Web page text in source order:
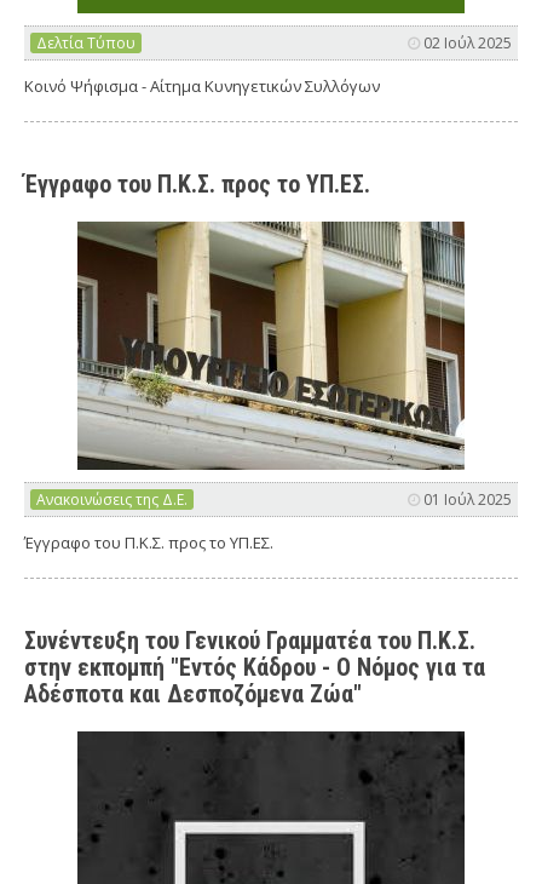
Δελτία Τύπου 02 Ιούλ 2025
Κοινό Ψήφισμα - Αίτημα Κυνηγετικών Συλλόγων
Έγγραφο του Π.Κ.Σ. προς το ΥΠ.ΕΣ.
Ανακοινώσεις της Δ.Ε. 01 Ιούλ 2025
Έγγραφο του Π.Κ.Σ. προς το ΥΠ.ΕΣ.
Συνέντευξη του Γενικού Γραμματέα του Π.Κ.Σ.
στην εκπομπή "Εντός Κάδρου - Ο Νόμος για τα
Αδέσποτα και Δεσποζόμενα Ζώα"